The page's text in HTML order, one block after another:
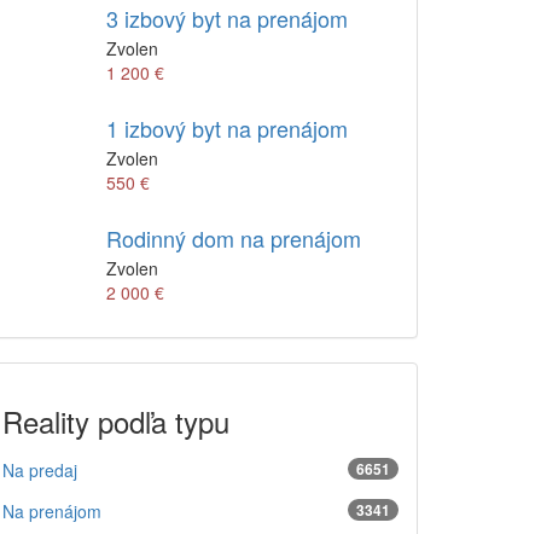
3 izbový byt na prenájom
Zvolen
1 200 €
1 izbový byt na prenájom
Zvolen
550 €
Rodinný dom na prenájom
Zvolen
2 000 €
Reality podľa typu
6651
Na predaj
3341
Na prenájom